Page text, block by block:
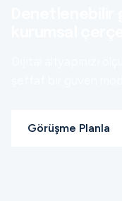
Görüşme Planla